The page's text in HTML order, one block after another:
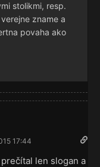
stolikmi, resp.
zname a
povaha ako
17:44
len slogan a